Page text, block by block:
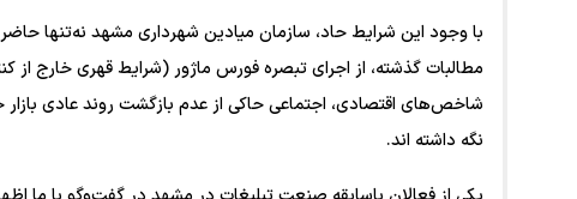
با وجود این شرایط حاد، سازمان میادین شهرداری مشهد نه‌تنها
مطالبات گذشته، از اجرای تبصره فورس ماژور (شرایط قهری خارج
شاخص‌های اقتصادی، اجتماعی حاکی از عدم بازگشت روند عادی
نگه داشته اند.